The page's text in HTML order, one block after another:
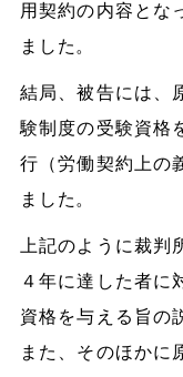
用契約の内容とな
ました。
結局、被告には、
験制度の受験資格
行（労働契約上の
ました。
上記のように裁
４年に達した者に
資格を与える旨の
また、そのほかに